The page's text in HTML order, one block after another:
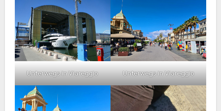
Unterwegs in Viareggio Unterwegs in Viareggio